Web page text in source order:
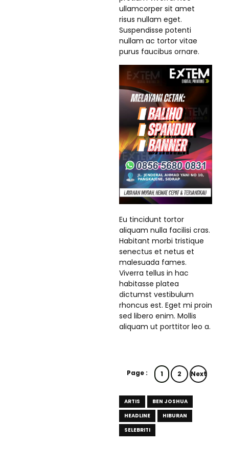
ullamcorper sit amet
risus nullam eget.
Suspendisse potenti
nullam ac tortor vitae
purus faucibus ornare.
Eu tincidunt tortor
aliquam nulla facilisi cras.
Habitant morbi tristique
senectus et netus et
malesuada fames.
Viverra tellus in hac
habitasse platea
dictumst vestibulum
rhoncus est. Eget mi proin
sed libero enim. Mollis
aliquam ut porttitor leo a.
Page : 1 2 Next
ARTIS
BEN JOSHUA
HEADLINE
HIBURAN
SELEBRITI